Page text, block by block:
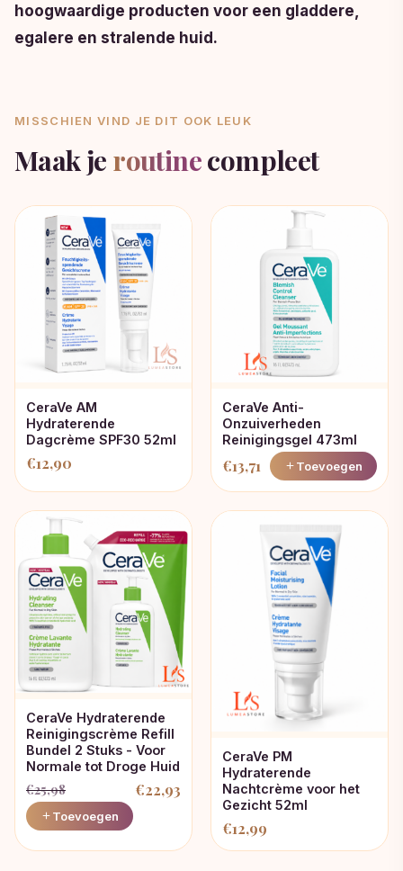
hoogwaardige producten voor een gladdere,
egalere en stralende huid.
MISSCHIEN VIND JE DIT OOK LEUK
Maak je routinecompleet
CeraVe AM
Hydraterende
Dagcrème SPF30 52ml
€12,90
CeraVe Anti-
Onzuiverheden
Reinigingsgel 473ml
€13,71 Toevoegen
CeraVe Hydraterende
Reinigingscrème Refill
Bundel 2 Stuks - Voor
Normale tot Droge Huid
€25,98
Oorspronkelijke
prijs
€22,93
Huidige
prijs
Toevoegen
CeraVe PM
Hydraterende
Nachtcrème voor het
Gezicht 52ml
€12,99